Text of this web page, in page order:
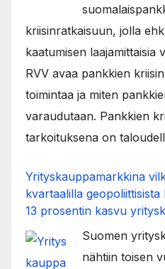
kriisinratkaisuun, jolla
kaatumisen laajamittaisia
RVV avaa pankkien
toimintaa ja miten
varaudutaan. Pankkien
tarkoituksena on
Yrityskauppamarkkina
kvartaalilla
13 prosentin kasvu
Suomen
nähtiin toisen